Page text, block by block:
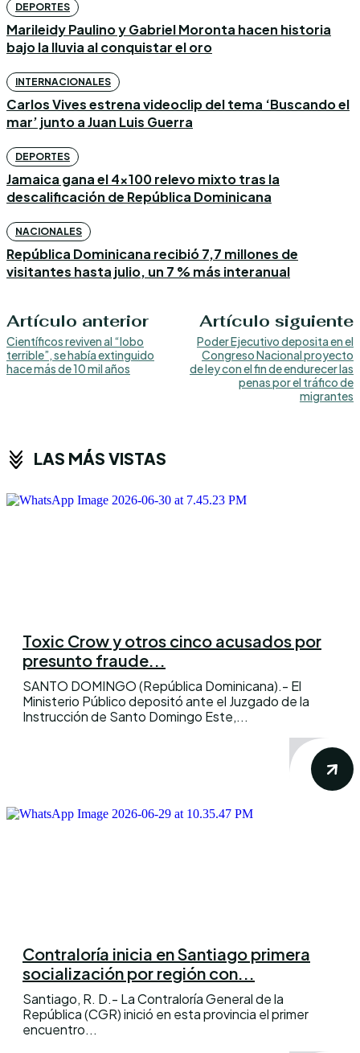
DEPORTES
Marileidy Paulino y Gabriel Moronta hacen historia
bajo la lluvia al conquistar el oro
INTERNACIONALES
Carlos Vives estrena videoclip del tema ‘Buscando el
mar’ junto a Juan Luis Guerra
DEPORTES
Jamaica gana el 4×100 relevo mixto tras la
descalificación de República Dominicana
NACIONALES
República Dominicana recibió 7,7 millones de
visitantes hasta julio, un 7 % más interanual
Artículo anterior
Científicos reviven al “lobo
terrible”, se había extinguido
hace más de 10 mil años
Artículo siguiente
Poder Ejecutivo deposita en el
Congreso Nacional proyecto
de ley con el fin de endurecer las
penas por el tráfico de
migrantes
LAS MÁS VISTAS
Toxic Crow y otros cinco acusados por
presunto fraude...
SANTO DOMINGO (República Dominicana).- El
Ministerio Público depositó ante el Juzgado de la
Instrucción de Santo Domingo Este,...
Contraloría inicia en Santiago primera
socialización por región con...
Santiago, R. D.- La Contraloría General de la
República (CGR) inició en esta provincia el primer
encuentro...